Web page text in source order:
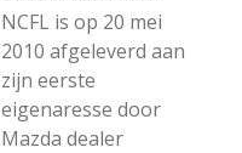
NCFL is op 20 mei
2010 afgeleverd aan
zijn eerste
eigenaresse door
Mazda dealer